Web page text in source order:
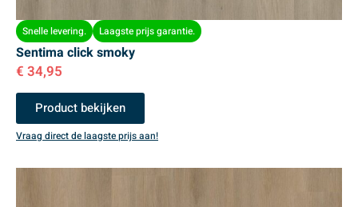
Snelle levering. Laagste prijs garantie.
Sentima click smoky
€ 34,95
Product bekijken
Vraag direct de laagste prijs aan!